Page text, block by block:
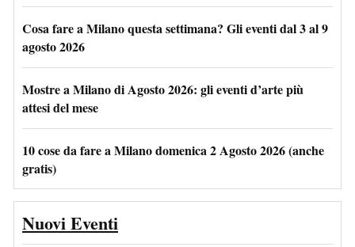
Cosa fare a Milano questa settimana? Gli eventi dal 3 al 9
agosto 2026
Mostre a Milano di Agosto 2026: gli eventi d’arte più
attesi del mese
10 cose da fare a Milano domenica 2 Agosto 2026 (anche
gratis)
Nuovi Eventi